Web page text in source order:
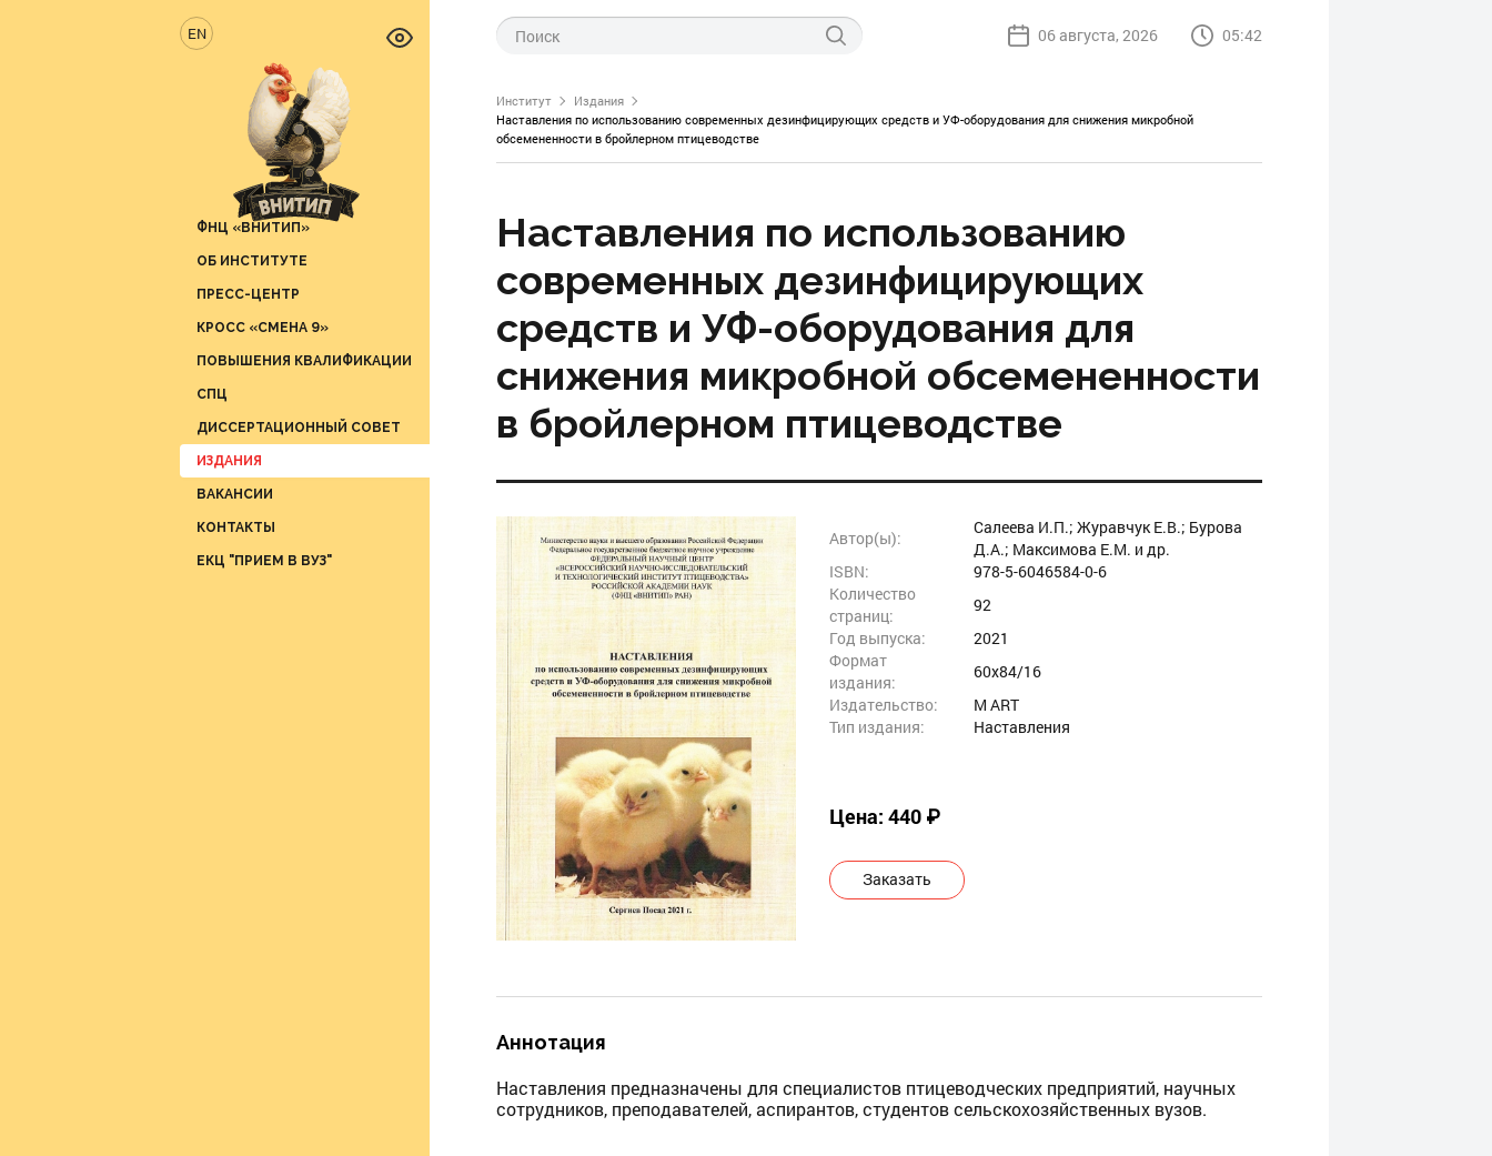
EN
ФНЦ «ВНИТИП»
ОБ ИНСТИТУТЕ
Отдел технологии производства
продуктов птицеводства
Отдел питания птицы
Отдел генетики и селекции
Отдел СПЦ по птицеводству
Отдел инкубации
Отдел научно-технической информации
ПРЕСС-ЦЕНТР
Новости ФНЦ «ВНИТИП»
Отраслевые новости
Вести о науке
СМИ о нас
График проведения курсов
КРОСС «СМЕНА 9»
ПОВЫШЕНИЯ КВАЛИФИКАЦИИ
СПЦ
ДИССЕРТАЦИОННЫЙ СОВЕТ
ИЗДАНИЯ
ВАКАНСИИ
КОНТАКТЫ
ЕКЦ "ПРИЕМ В ВУЗ"
06 августа, 2026 05:42
Институт
Издания
Наставления по использованию современных дезинфицирующих средств и УФ-оборудования для снижения микробной
обсемененности в бройлерном птицеводстве
Наставления по использованию
современных дезинфицирующих
средств и УФ-оборудования для
снижения микробной обсемененности
в бройлерном птицеводстве
Автор(ы):
Салеева И.П.; Журавчук Е.В.; Бурова
Д.А.; Максимова Е.М. и др.
ISBN:
978-5-6046584-0-6
Количество
страниц:
92
Год выпуска:
2021
Формат
издания:
60х84/16
Издательство:
M ART
Тип издания:
Наставления
Цена: 440 ₽
Заказать
Аннотация
Наставления предназначены для специалистов птицеводческих предприятий, научных
сотрудников, преподавателей, аспирантов, студентов сельскохозяйственных вузов.